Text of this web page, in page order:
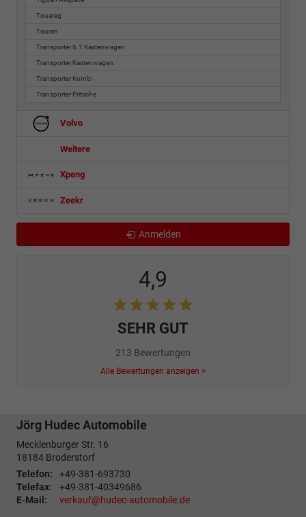
Touareg
Touran
Transporter 6.1 Kastenwagen
Transporter Kastenwagen
Transporter Kombi
Transporter Pritsche
Volvo
Weitere
Xpeng
Zeekr
Anmelden
4,9
SEHR GUT
213 Bewertungen
Alle Bewertungen anzeigen >
Jörg Hudec Automobile
Mecklenburger Str. 16
18184 Broderstorf
Telefon:
+49-381-693730
Telefax:
+49-381-40349686
E-Mail:
verkauf@hudec-automobile.de